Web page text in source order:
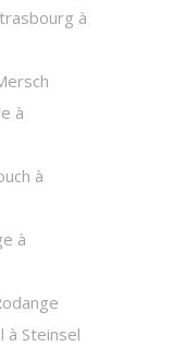
à
à
à
à
à Steinsel